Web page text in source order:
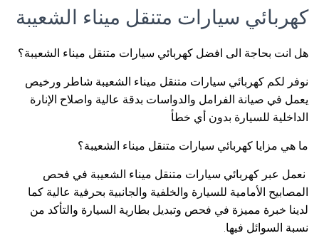
كهربائي سيارات متنقل ميناء الشعيبة
هل انت بحاجة الى افضل كهربائي سيارات متنقل ميناء الشعيبة؟
نوفر لكم كهربائي سيارات متنقل ميناء الشعيبة شاطر ورخيص
يعمل في صيانة الفرامل والدواسات بدقة عالية واصلاح الإنارة
الداخلية للسيارة بدون أي خطأ
ما هي مزايا كهربائي سيارات متنقل ميناء الشعيبة؟
نعمل عبر كهربائي سيارات متنقل ميناء الشعيبة في فحص
المصابيح الأمامية للسيارة والخلفية والجانبية بحرفية عالية كما
لدينا خبرة مميزة في فحص وتبديل بطارية السيارة والتأكد من
نسبة السوائل فيها.